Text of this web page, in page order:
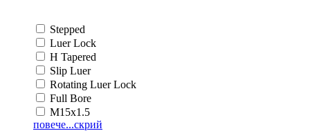
Stepped
Luer Lock
H Tapered
Slip Luer
Rotating Luer Lock
Full Bore
M15x1.5
повече...скрий